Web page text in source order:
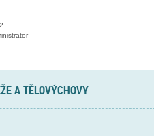
A TĚLOVÝCHOVY